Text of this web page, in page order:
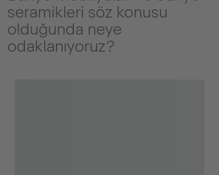
seramikleri söz konusu
olduğunda neye
odaklanıyoruz?